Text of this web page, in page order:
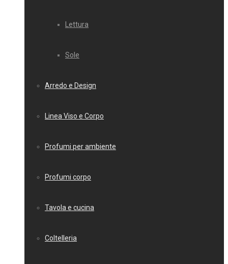
Lettura
Sole
Arredo e Design
Linea Viso e Corpo
Profumi per ambiente
Profumi corpo
Tavola e cucina
Coltelleria